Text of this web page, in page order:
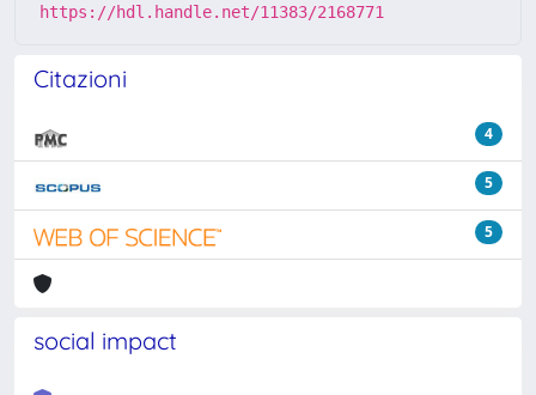
https://hdl.handle.net/11383/2168771
Citazioni
4
5
5
social impact